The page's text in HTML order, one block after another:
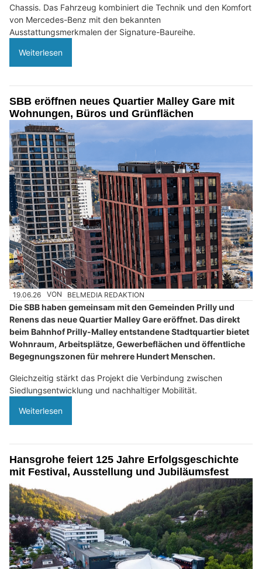
Chassis. Das Fahrzeug kombiniert die Technik und den Komfort
von Mercedes-Benz mit den bekannten
Ausstattungsmerkmalen der Signature-Baureihe.
Weiterlesen
SBB eröffnen neues Quartier Malley Gare mit
Wohnungen, Büros und Grünflächen
19.06.26 VON BELMEDIA REDAKTION
Die SBB haben gemeinsam mit den Gemeinden Prilly und
Renens das neue Quartier Malley Gare eröffnet. Das direkt
beim Bahnhof Prilly-Malley entstandene Stadtquartier bietet
Wohnraum, Arbeitsplätze, Gewerbeflächen und öffentliche
Begegnungszonen für mehrere Hundert Menschen.
Gleichzeitig stärkt das Projekt die Verbindung zwischen
Siedlungsentwicklung und nachhaltiger Mobilität.
Weiterlesen
Hansgrohe feiert 125 Jahre Erfolgsgeschichte
mit Festival, Ausstellung und Jubiläumsfest